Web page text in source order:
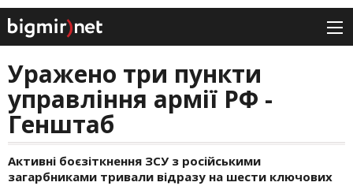
Уражено три пункти
управління армії РФ -
Генштаб
Активні боєзіткнення ЗСУ з російськими
загарбниками тривали відразу на шести ключових